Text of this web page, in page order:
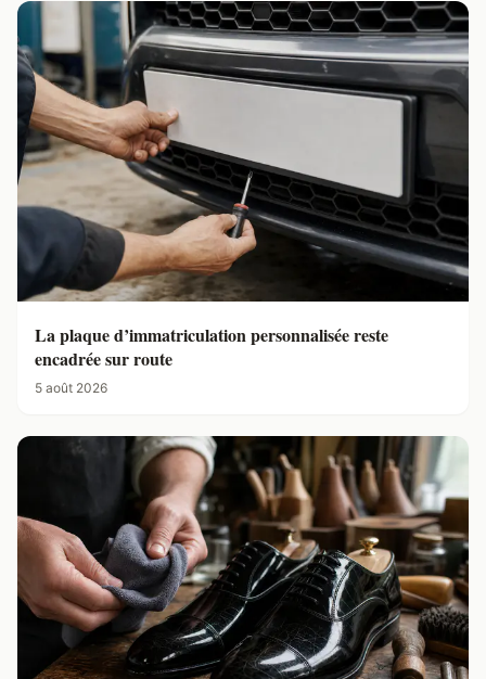
La plaque d’immatriculation personnalisée reste
encadrée sur route
5 août 2026